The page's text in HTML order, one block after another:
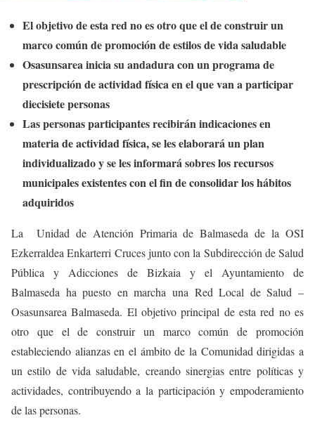
El objetivo de esta red no es otro que el de construir un
marco común de promoción de estilos de vida saludable
Osasunsarea inicia su andadura con un programa de
prescripción de actividad física en el que van a participar
diecisiete personas
Las personas participantes recibirán indicaciones en
materia de actividad física, se les elaborará un plan
individualizado y se les informará sobres los recursos
municipales existentes con el fin de consolidar los hábitos
adquiridos
La Unidad de Atención Primaria de Balmaseda de la OSI
Ezkerraldea Enkarterri Cruces junto con la Subdirección de Salud
Pública y Adicciones de Bizkaia y el Ayuntamiento de
Balmaseda ha puesto en marcha una Red Local de Salud –
Osasunsarea Balmaseda. El objetivo principal de esta red no es
otro que el de construir un marco común de promoción
estableciendo alianzas en el ámbito de la Comunidad dirigidas a
un estilo de vida saludable, creando sinergias entre políticas y
actividades, contribuyendo a la participación y empoderamiento
de las personas.